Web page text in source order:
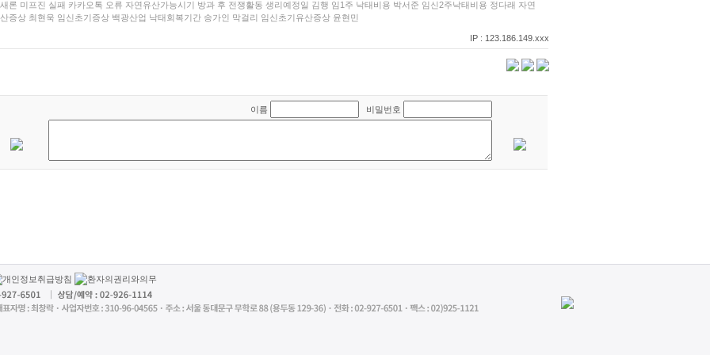
론 미프진 실패 카카오톡 오류 자연유산가능시기 방과 후 전쟁활동 생리예정일 김행 임1주 낙태비용 박서준 임신2주낙태비용 정다래 자연
증상 최현욱 임신초기증상 백광산업 낙태회복기간 송가인 막걸리 임신초기유산증상 윤현민
IP : 123.186.149.xxx
이름 비밀번호